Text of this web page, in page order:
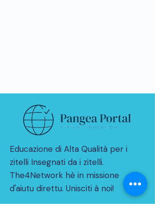
Educazione di Alta Qualità per i
zitelli Insegnati da i zitelli.
The4Network hè in missione
d'aiutu direttu. Unisciti à noi!
© 2021 da THE4NETWORK Limited